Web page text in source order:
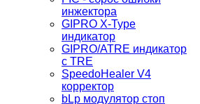
инжектора
GIPRO X-Type
индикатор
GIPRO/ATRE индикатор
с TRE
SpeedoHealer V4
корректор
bLp модулятор стоп